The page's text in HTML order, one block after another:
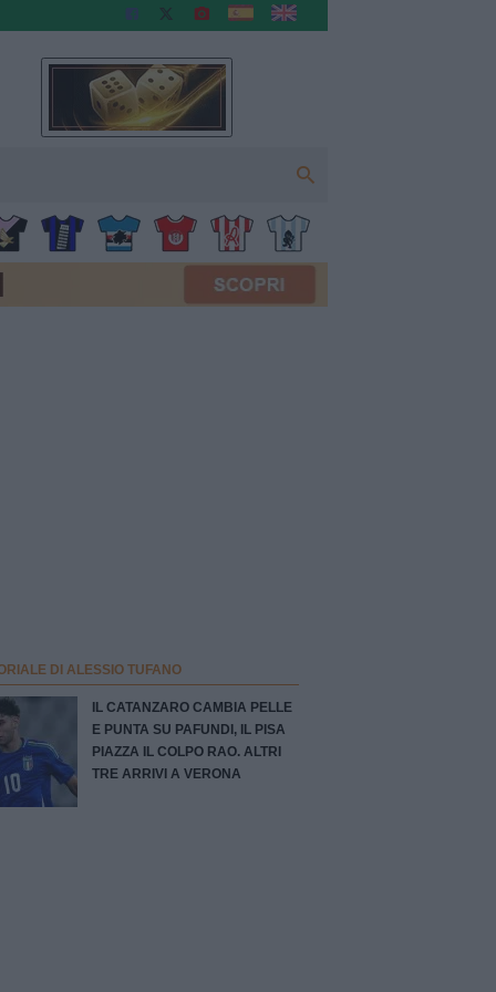
DI ALESSIO TUFANO
IL CATANZARO CAMBIA PELLE
E PUNTA SU PAFUNDI, IL PISA
PIAZZA IL COLPO RAO. ALTRI
TRE ARRIVI A VERONA